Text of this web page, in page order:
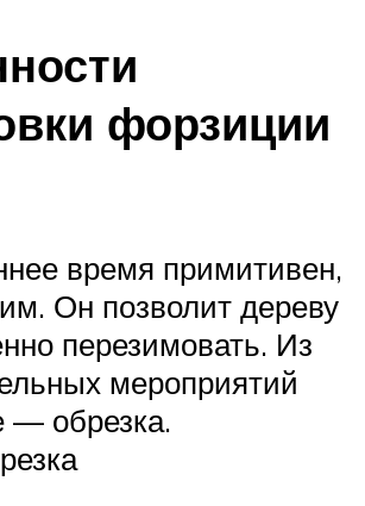
форзиции
время примитивен,
Он позволит дереву
перезимовать. Из
мероприятий
— обрезка.